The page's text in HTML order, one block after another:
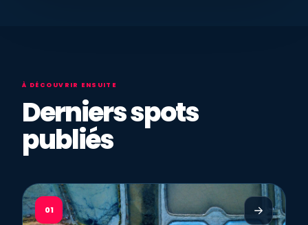
À DÉCOUVRIR ENSUITE
Derniers spots
publiés
01